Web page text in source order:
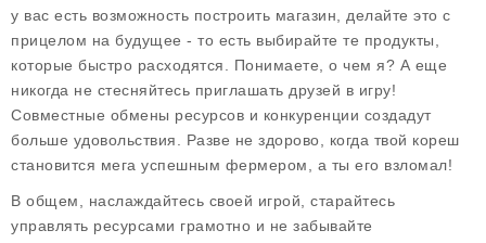
у вас есть возможность построить магазин, делайте это с
прицелом на будущее - то есть выбирайте те продукты,
которые быстро расходятся. Понимаете, о чем я? А еще
никогда не стесняйтесь приглашать друзей в игру!
Совместные обмены ресурсов и конкуренции создадут
больше удовольствия. Разве не здорово, когда твой кореш
становится мега успешным фермером, а ты его взломал!
В общем, наслаждайтесь своей игрой, старайтесь
управлять ресурсами грамотно и не забывайте